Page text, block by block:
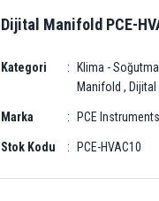
Dijital Manifold PCE-
Kategori Klima -
Manifold ,
Marka PCE Instruments
Stok Kodu PCE-HVAC10